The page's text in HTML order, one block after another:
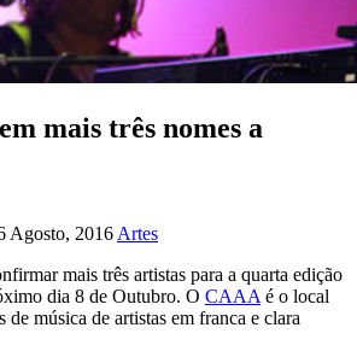
mais três nomes a
Agosto, 2016 Artes
mais três artistas para a quarta edição
dia 8 de Outubro. O CAAA é o local
de música de artistas em franca e clara